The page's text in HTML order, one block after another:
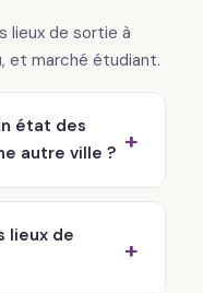
lieux de sortie à
et marché étudiant.
état des
autre ville ?
lieux de